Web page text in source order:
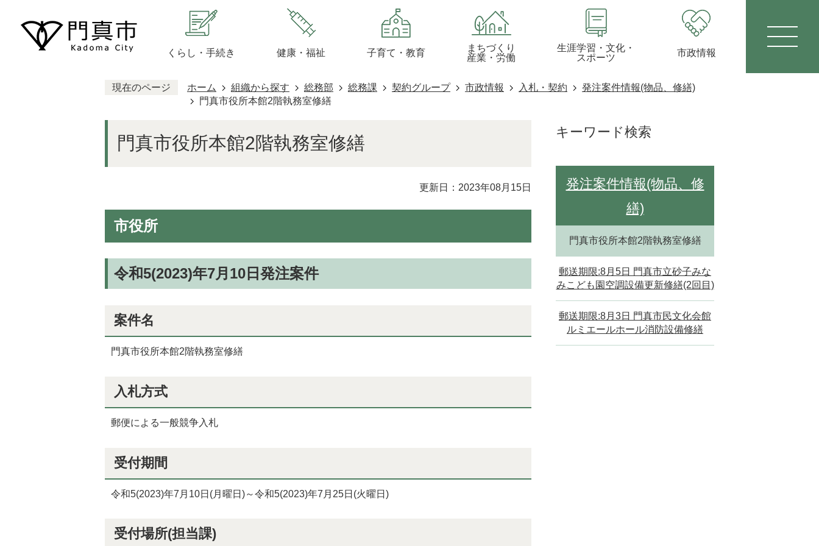
くらし・手続き 健康・福祉 子育て・教育
まちづくり
産業・労働
生涯学習・文化・
スポーツ
市政情報
現在のページ ホーム 組織から探す 総務部 総務課 契約グループ 市政情報 入札・契約
発注案件情報(物品、修繕)
門真市役所本館2階執務室修繕
門真市役所本館2階執務室修繕
更新日：2023年08月15日
市役所
令和5(2023)年7月10日発注案件
案件名
門真市役所本館2階執務室修繕
入札方式
郵便による一般競争入札
受付期間
令和5(2023)年7月10日(月曜日)～令和5(2023)年7月25日(火曜日)
受付場所(担当課)
キーワード検索
発注案件情報(物品、修
繕)
門真市役所本館2階執務室修繕
郵送期限:8月5日 門真市立砂子みな
みこども園空調設備更新修繕(2回目)
郵送期限:8月3日 門真市民文化会館
ルミエールホール消防設備修繕